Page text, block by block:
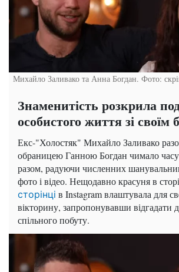
Михайло Заливако та Анна Богдан. Фото:
Знаменитість розкрила
особистого життя зі
Екс-"Холостяк" Михайло Заливако
обраницею Ганною Богдан чимало
разом, радуючи численних
фото і відео. Нещодавно красуня в
сторінці в Instagram влаштувала для
вікторину, запропонувавши відгадати
спільного побуту.